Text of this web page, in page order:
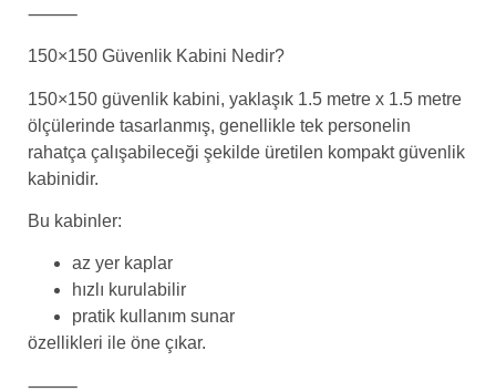
⸻
150×150 Güvenlik Kabini Nedir?
150×150 güvenlik kabini, yaklaşık 1.5 metre x 1.5 metre
ölçülerinde tasarlanmış, genellikle tek personelin
rahatça çalışabileceği şekilde üretilen kompakt güvenlik
kabinidir.
Bu kabinler:
az yer kaplar
hızlı kurulabilir
pratik kullanım sunar
özellikleri ile öne çıkar.
⸻